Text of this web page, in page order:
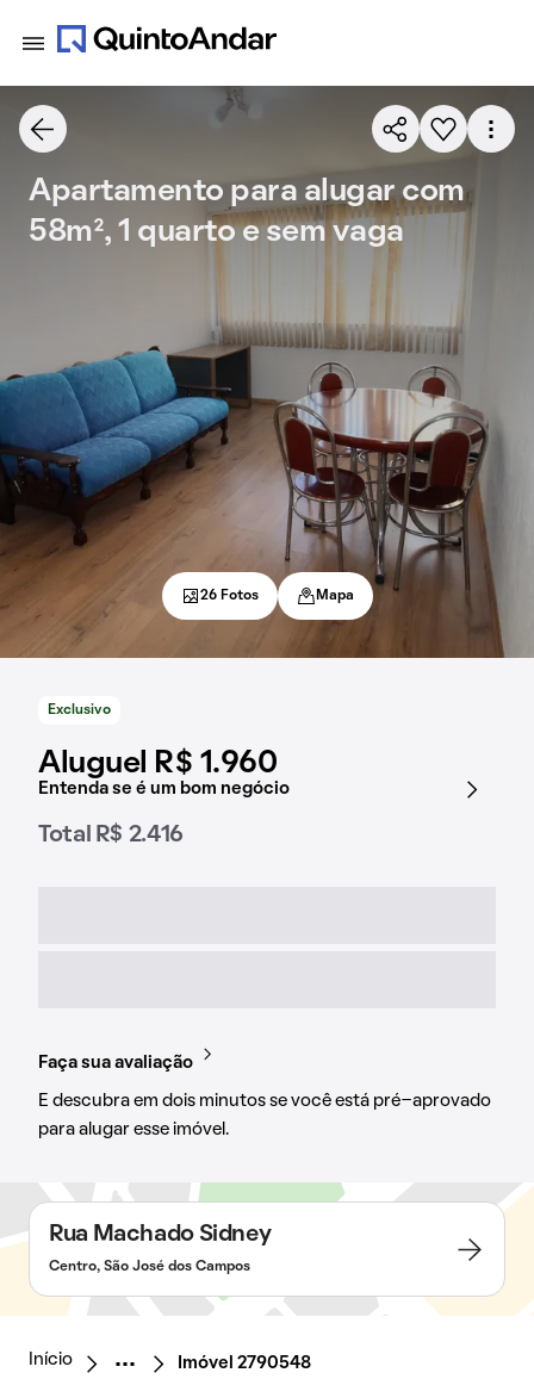
Exclusivo
Aluguel R$ 1.960
Entenda se é um bom negócio
Total R$ 2.416
Faça sua avaliação
E descubra em dois minutos se você está pré-aprovado
para alugar esse imóvel.
Apartamento para alugar com
58m², 1 quarto e sem vaga
26 Fotos Mapa
Rua Machado Sidney
Centro, São José dos Campos
Início Imóvel 2790548